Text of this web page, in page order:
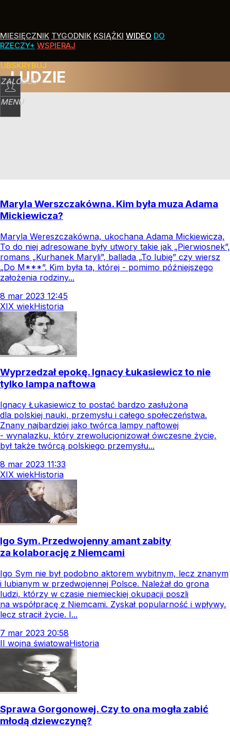
MIESIĘCZNIK TYGODNIK KSIĄŻKI WIDEO DO
RZECZY+ WSPIERAJ
ZALOGUJ
MENU
LUDZIE
Maryla Werszczakówna. Kim była muza Adama
Mickiewicza?
Maryla Wereszczakówna, ukochana Adama Mickiewicza,
To do niej adresowane były utwory takie jak „Pierwiosnek”,
romans „Kurhanek Maryli”, ballada „To lubię” czy wiersz
„Do M***”. Kim była ta, której - pomimo późniejszego
założenia rodziny...
8 mar 2023 12:45
XIX wiekHistoria
Wyprzedzał epokę. Ignacy Łukasiewicz to nie
tylko lampa naftowa
Ignacy Łukasiewicz to postać bardzo zasłużona
dla polskiej nauki, przemysłu i całego społeczeństwa.
Znany najbardziej jako twórca lampy naftowej
- wynalazku, który zrewolucjonizował ówczesne życie,
był także twórcą polskiego przemysłu...
8 mar 2023 11:33
XIX wiekHistoria
Igo Sym. Przedwojenny amant zabity
za kolaborację z Niemcami
Igo Sym nie był podobno aktorem wybitnym, lecz znanym
i lubianym w przedwojennej Polsce. Należał do grona
ludzi, którzy w czasie niemieckiej okupacji poszli
na współpracę z Niemcami. Zyskał popularność i wpływy,
lecz stracił życie. I...
7 mar 2023 20:58
II wojna światowaHistoria
Sprawa Gorgonowej. Czy to ona mogła zabić
młodą dziewczynę?